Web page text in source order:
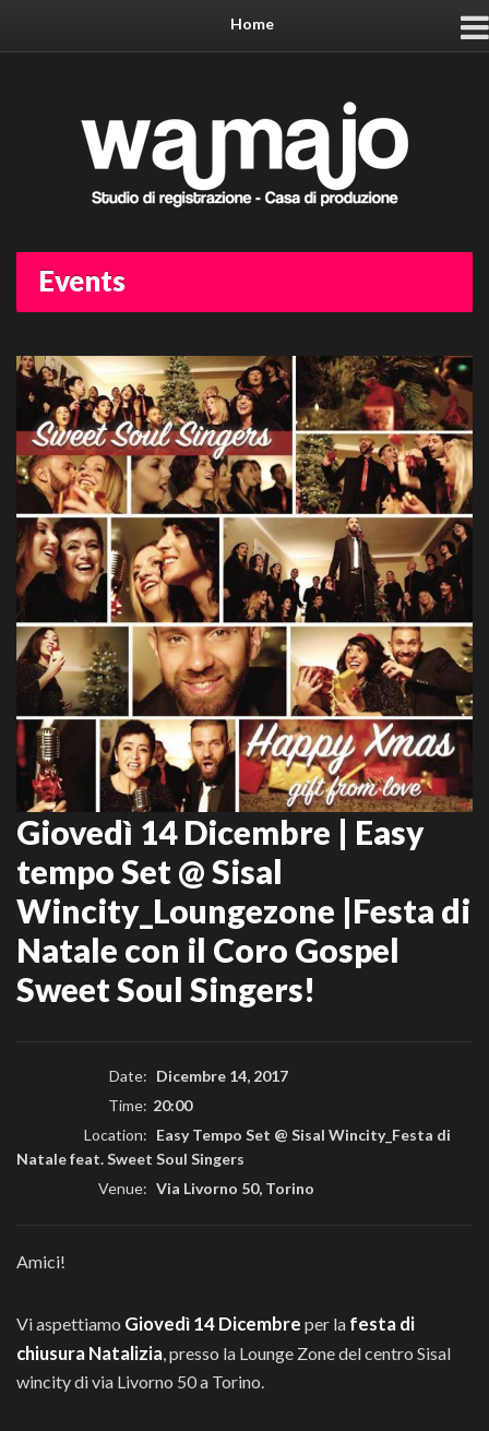
Home
Events
Giovedì 14 Dicembre | Easy
tempo Set @ Sisal
Wincity_Loungezone |Festa di
Natale con il Coro Gospel
Sweet Soul Singers!
Date: Dicembre 14, 2017
Time: 20:00
Location: Easy Tempo Set @ Sisal Wincity_Festa di
Natale feat. Sweet Soul Singers
Venue: Via Livorno 50, Torino
Amici!
Vi aspettiamo Giovedì 14 Dicembre per la festa di
chiusura Natalizia, presso la Lounge Zone del centro Sisal
wincity di via Livorno 50 a Torino.